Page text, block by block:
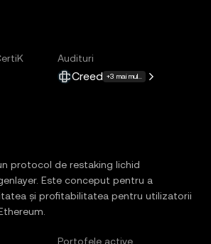
Audituri
Creed +3 mai multe
protocol de restaking lichid
Este conceput pentru a
și profitabilitatea pentru utilizatorii
Portofele active